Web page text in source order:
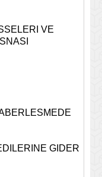
VE
GIDER